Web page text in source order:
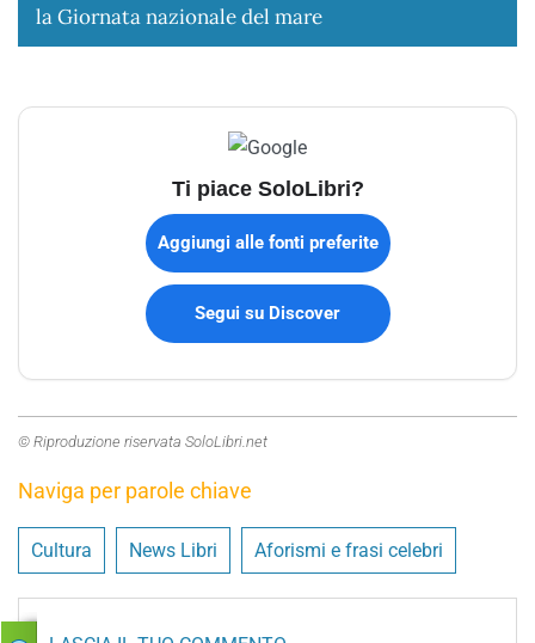
la Giornata nazionale del mare
Ti piace SoloLibri?
Aggiungi alle fonti preferite
Segui su Discover
© Riproduzione riservata SoloLibri.net
Naviga per parole chiave
Cultura News Libri Aforismi e frasi celebri